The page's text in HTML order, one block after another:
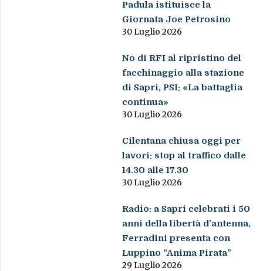
Padula istituisce la
Giornata Joe Petrosino
30 Luglio 2026
No di RFI al ripristino del
facchinaggio alla stazione
di Sapri, PSI: «La battaglia
continua»
30 Luglio 2026
Cilentana chiusa oggi per
lavori: stop al traffico dalle
14.30 alle 17.30
30 Luglio 2026
Radio: a Sapri celebrati i 50
anni della libertà d’antenna,
Ferradini presenta con
Luppino “Anima Pirata”
29 Luglio 2026